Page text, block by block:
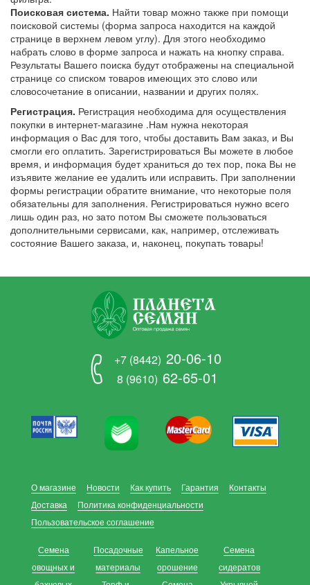
Поисковая система. Найти товар можно также при помощи
поисковой системы (форма запроса находится на каждой
странице в верхнем левом углу). Для этого необходимо
набрать слово в форме запроса и нажать на кнопку справа.
Результаты Вашего поиска будут отображены на специальной
странице со списком товаров имеющих это слово или
словосочетание в описании, названии и других полях.
Регистрация. Регистрация необходима для осуществления
покупки в интернет-магазине .Нам нужна некоторая
информация о Вас для того, чтобы доставить Вам заказ, и Вы
смогли его оплатить. Зарегистрироваться Вы можете в любое
время, и информация будет храниться до тех пор, пока Вы не
изъявите желание ее удалить или исправить. При заполнении
формы регистрации обратите внимание, что некоторые поля
обязательны для заполнения. Регистрироваться нужно всего
лишь один раз, но зато потом Вы сможете пользоваться
дополнительными сервисами, как, например, отслеживать
состояние Вашего заказа, и, наконец, покупать товары!
+7 (8442) 20-06-10
8 (9610) 62-65-01
О магазине Новости Как купить Гарантия
Контакты
Доставка
Политика конфиденциальности
Пользовательское соглашение
Семена
овощных и
Посадочные
материалы
Капельное
орошение
Семена
сидератов